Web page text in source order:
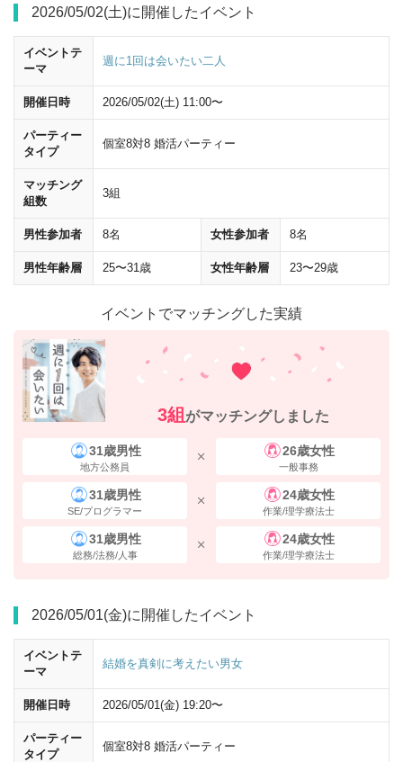
20ｍほど直進し、「八重洲方面・大丸」の標識に従い、左に曲がってく
ださい。
「大丸」を通過し、「八重洲地下街」 へと入ります。「JR東京駅八重
の標識で右に曲がって
2026/05/02(土)に開催したイベント
イベントテ
ーマ
週に1回は会いたい二人
開催日時 2026/05/02(土) 11:00〜
パーティー
タイプ
個室8対8 婚活パーティー
マッチング
組数
3組
男性参加者 8名 女性参加者 8名
男性年齢層 25〜31歳 女性年齢層 23〜29歳
イベントでマッチングした実績
3組がマッチングしました
31歳男性
地方公務員
26歳女性
一般事務
31歳男性
SE/プログラマー
24歳女性
作業/理学療法士
31歳男性
総務/法務/人事
24歳女性
作業/理学療法士
2026/05/01(金)に開催したイベント
イベントテ
ーマ
結婚を真剣に考えたい男女
開催日時 2026/05/01(金) 19:20〜
パーティー
タイプ
個室8対8 婚活パーティー